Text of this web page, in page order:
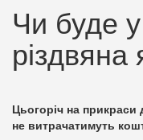
Чи буде
Цьогоріч на прикраси
не витрачатимуть